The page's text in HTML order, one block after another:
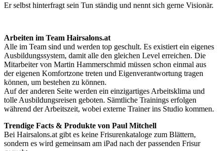
Er selbst hinterfragt sein Tun ständig und nennt sich gerne Visionär.
Arbeiten im Team Hairsalons.at
Alle im Team sind und werden top geschult. Es existiert ein eigenes
Ausbildungssystem, damit alle den gleichen Level erreichen. Die
Mitarbeiter von Martin Hammerschmid müssen schon einmal aus
der eigenen Komfortzone treten und Eigenverantwortung tragen
können, um bestehen zu können.
Auf der anderen Seite werden ein einzigartiges Arbeitsklima und
tolle Ausbildungsreisen geboten. Sämtliche Trainings erfolgen
während der Arbeitszeit, wobei externe Trainer ins Studio kommen.
Trendige Facts & Produkte von Paul Mitchell
Bei Hairsalons.at gibt es keine Frisurenkataloge zum Blättern,
sondern es wird gemeinsam am iPad nach der passenden Frisur